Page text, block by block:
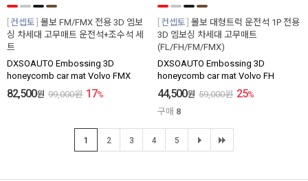
컨셉토 볼보 FM/FMX 전용 3D 엠보
싱 차세대 고무매트 운전석+조수석 세
트
DXSOAUTO Embossing 3D
honeycomb car mat Volvo FMX
82,500원 99,000원 17%
컨셉토 볼보 대형트럭 운전석 1P 전용
3D 엠보싱 차세대 고무매트
(FL/FH/FM/FMX)
DXSOAUTO Embossing 3D
honeycomb car mat Volvo FH
44,500원 59,000원 25%
구매 8
1 2 3 4 5